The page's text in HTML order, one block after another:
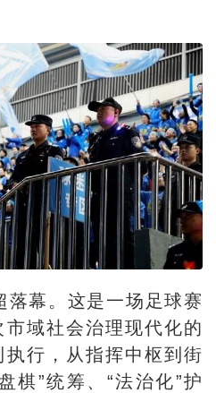
落幕。这是一场足球赛
域社会治理现代化的
行，从指挥中枢到街
棋”统筹、“法治化”护